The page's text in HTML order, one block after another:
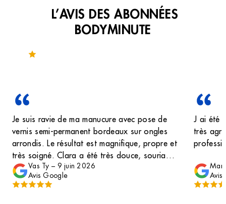
L’AVIS DES ABONNÉES
BODYMINUTE
Je suis ravie de ma manucure avec pose de
vernis semi-permanent bordeaux sur ongles
arrondis. Le résultat est magnifique, propre et
très soigné. Clara a été très douce, souriante
et accueillante tout au long du rendez-vous.
Son travail est réalisé avec beaucoup de
minutie et de professionnalisme. On sent que
Vas Ty – 9 juin 2026
Avis Google
J ai été
très
Avis